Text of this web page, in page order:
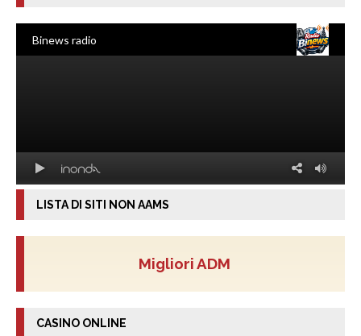
LISTA DI SITI NON AAMS
Migliori ADM
CASINO ONLINE